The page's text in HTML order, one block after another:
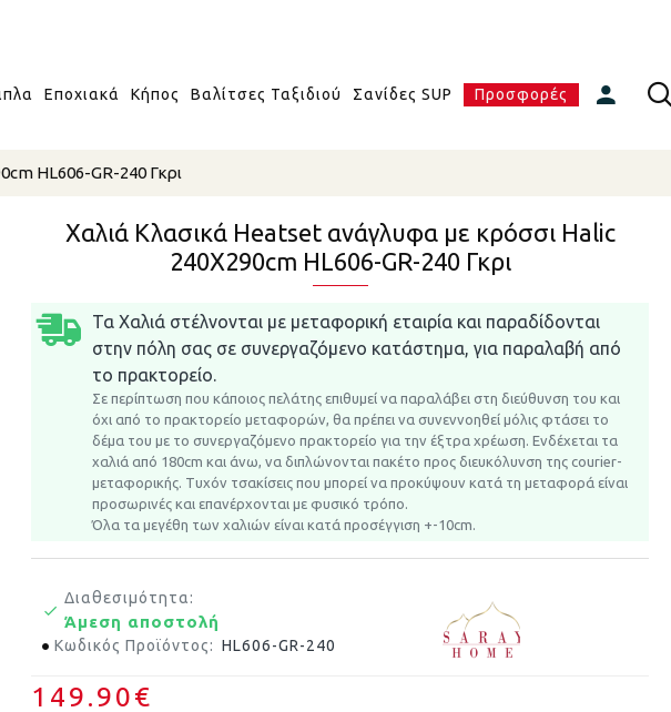
Εποχιακά Κήπος Βαλίτσες Ταξιδιού Σανίδες SUP Προσφορές
HL606-GR-240 Γκρι
Χαλιά Κλασικά Heatset ανάγλυφα με κρόσσι Halic
240X290cm HL606-GR-240 Γκρι
Τα Χαλιά στέλνονται με μεταφορική εταιρία και παραδίδονται
στην πόλη σας σε συνεργαζόμενο κατάστημα, για παραλαβή από
το πρακτορείο.
Σε περίπτωση που κάποιος πελάτης επιθυμεί να παραλάβει στη διεύθυνση του και
όχι από το πρακτορείο μεταφορών, θα πρέπει να συνεννοηθεί μόλις φτάσει το
δέμα του με το συνεργαζόμενο πρακτορείο για την έξτρα χρέωση.Ενδέχεται τα
χαλιά από 180cm και άνω, να διπλώνονται πακέτο προς διευκόλυνση της courier-
μεταφορικής. Τυχόν τσακίσεις που μπορεί να προκύψουν κατά τη μεταφορά είναι
προσωρινές και επανέρχονται με φυσικό τρόπο.
Όλα τα μεγέθη των χαλιών είναι κατά προσέγγιση +-10cm.
149.90€
Διαθεσιμότητα:
Άμεση αποστολή
Κωδικός Προϊόντος: HL606-GR-240